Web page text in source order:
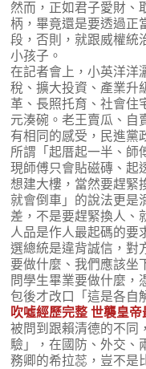
然而，正如君子愛財、
柄，畢竟還是要透過正
段，否則，就跟威權統
小孩子。
在記者會上，小英洋洋
稅、擴大投資、產業升
革、長照托育、社會住
元湊碗。老王賣瓜、自
有相同的感受，民進黨
所謂「起厝起一半、師
現師傅只會貼磁磚、起
想建大樓，當然要趕緊
就會倒車」的說法更是
差，不是要趕緊換人、
人品是作人最起碼的要
選總統是違背誠信，對
要做什麼、我們應該坐
問學生畢業要做什麼，
包後才改口「這是各自
吹噓經歷完整 世襲皇帝
被問到跟賴清德的不同
驗」，在國防、外交、
務卿的希拉蕊，豈不是